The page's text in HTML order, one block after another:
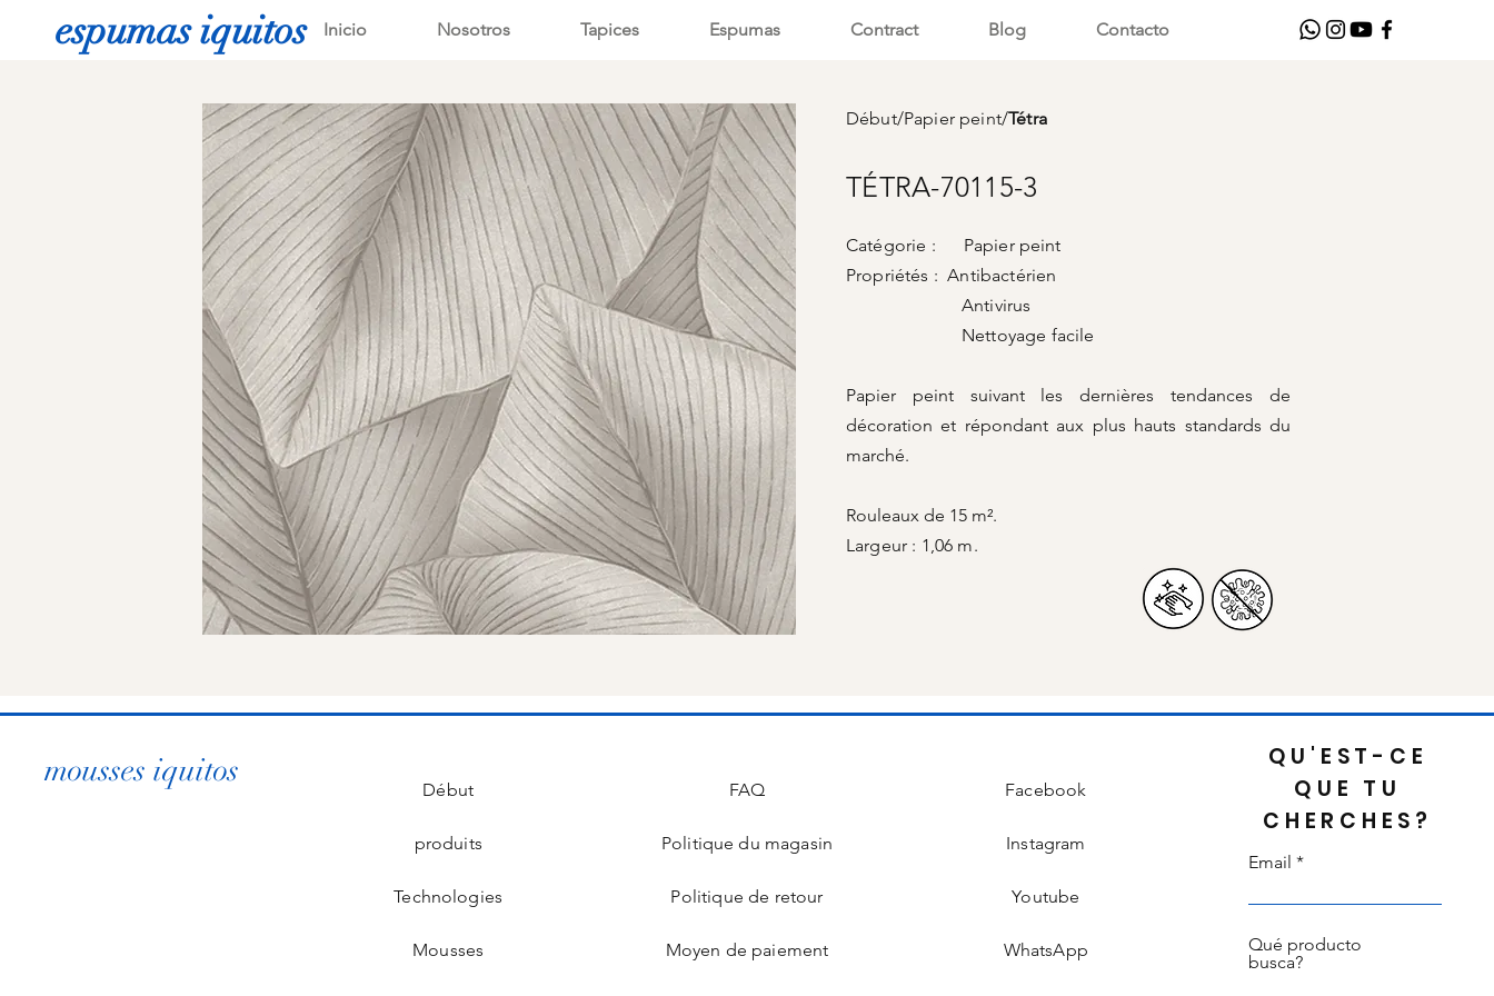
espumas iquitos Inicio Nosotros Tapices Espumas Contract Blog Contacto
Début/Papier peint/Tétra
TÉTRA-70115-3
Catégorie : Papier peint
Propriétés : Antibactérien
Antivirus
Nettoyage facile
Papier peint suivant les dernières tendances de
décoration et répondant aux plus hauts standards du
marché.
Rouleaux de 15 m².
Largeur : 1,06 m.
mousses iquitos
Début
produits
Technologies
Mousses
FAQ
Politique du magasin
Politique de retour
Moyen de paiement
Facebook
Instagram
Youtube
WhatsApp
QU'EST-CE
QUE TU
CHERCHES?
Email
Qué producto
busca?